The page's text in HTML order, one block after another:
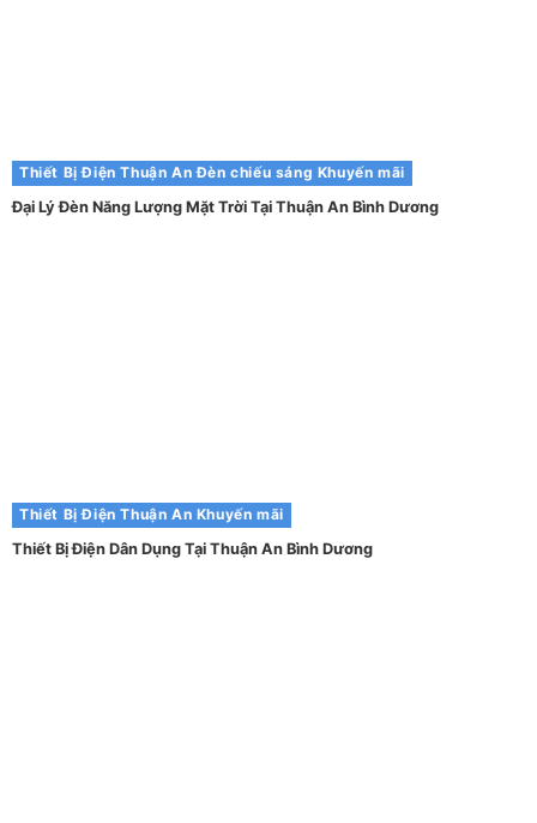
Thiết Bị Điện Thuận An Đèn chiếu sáng Khuyến mãi
Đại Lý Đèn Năng Lượng Mặt Trời Tại Thuận An Bình Dương
Thiết Bị Điện Thuận An Khuyến mãi
Thiết Bị Điện Dân Dụng Tại Thuận An Bình Dương